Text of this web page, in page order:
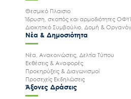
Θεσμικό Πλαισιο
Ίδρυση, σκοπός και αρμοδιότητες
Διοικητικό Συμβούλιο, Δομή &
Νέα & Δημοσιότητα
Νέα, Ανακοινώσεις, Δελτία Τύπου
Εκθέσεις & Αναφορές
Προκηρύξεις & Διαγωνισμοί
Προσεχείς Εκδηλώσεις
Άξονες Δράσεις